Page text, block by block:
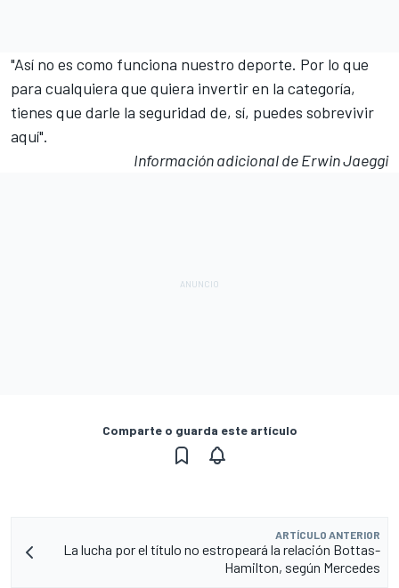
"Así no es como funciona nuestro deporte. Por lo que
para cualquiera que quiera invertir en la categoría,
tienes que darle la seguridad de, sí, puedes sobrevivir
aquí".
Información adicional de Erwin Jaeggi
Comparte o guarda este artículo
ARTÍCULO ANTERIOR
La lucha por el título no estropeará la relación Bottas-
Hamilton, según Mercedes